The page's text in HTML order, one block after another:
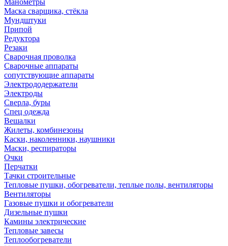
Манометры
Маска сварщика, стёкла
Мундштуки
Припой
Редуктора
Резаки
Сварочная проволка
Сварочные аппараты
сопутствующие аппараты
Электрододержатели
Электроды
Сверла, буры
Спец одежда
Вешалки
Жилеты, комбинезоны
Каски, наколенники, наушники
Маски, респираторы
Очки
Перчатки
Тачки строительные
Тепловые пушки, обогреватели, теплые полы, вентиляторы
Вентиляторы
Газовые пушки и обогреватели
Дизельные пушки
Камины электрические
Тепловые завесы
Теплообогреватели